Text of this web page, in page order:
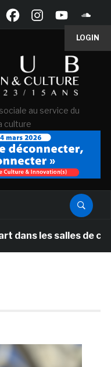
LOGIN
au service du
culture
de classe des